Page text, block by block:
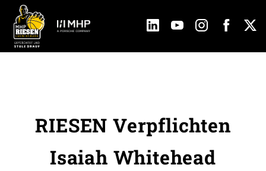
RIESEN Verpflichten
Isaiah Whitehead